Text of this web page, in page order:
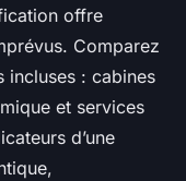
offre
Comparez
incluses : cabines
et services
d’une